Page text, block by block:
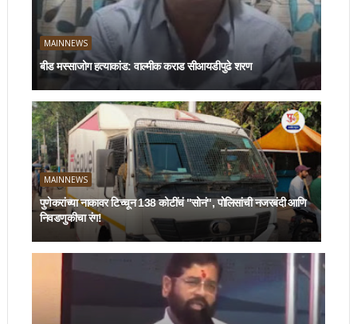
MAINNEWS
बीड मस्साजोग हत्याकांड: वाल्मीक कराड सीआयडीपुढे शरण
MAINNEWS
पुणेकरांच्या नाकावर टिच्चून 138 कोटींचं "सोनं", पोलिसांची नजरबंदी आणि
निवडणुकीचा रंग!